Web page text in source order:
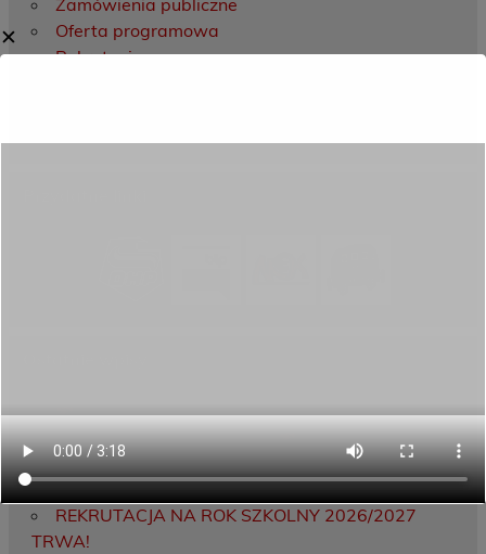
Zamówienia publiczne
Oferta programowa
Rekrutacja
Porozumienie o współpracy z 16 Dolnośląską
Brygadą Obrony Terytorialnej
Zakończyliśmy dwutygodniowy staż zawodowy
w słonecznej Sewilli!
REKRUTACJA NA ROK SZKOLNY 2026/2027
TRWA!
✕